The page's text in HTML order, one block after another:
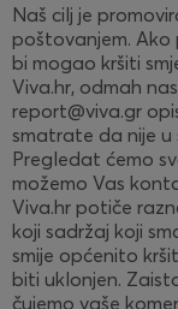
Naš cilj je
poštovanjem. Ako
bi mogao kršiti
Viva.hr, odmah
report@viva.gr
smatrate da nije u
Pregledat ćemo
možemo Vas
Viva.hr potiče
koji sadržaj koji
smije općenito
biti uklonjen.
čujemo vaše